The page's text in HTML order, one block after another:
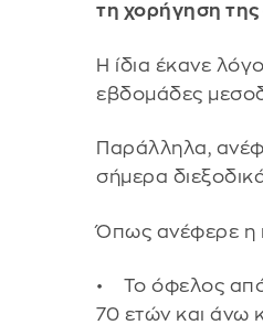
τη χορήγηση
Η ίδια έκανε
εβδομάδες
Παράλληλα,
σήμερα
Όπως ανέφερε η
• Το όφελος από
70 ετών και άνω